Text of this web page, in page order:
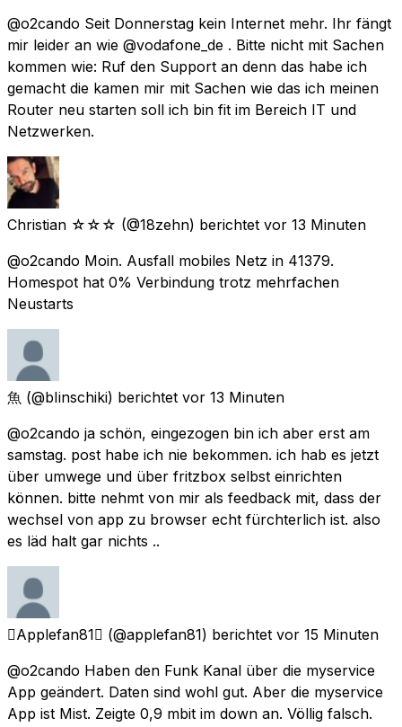
@o2cando Seit Donnerstag kein Internet mehr. Ihr fängt
mir leider an wie @vodafone_de . Bitte nicht mit Sachen
kommen wie: Ruf den Support an denn das habe ich
gemacht die kamen mir mit Sachen wie das ich meinen
Router neu starten soll ich bin fit im Bereich IT und
Netzwerken.
Christian ☆☆☆ (@18zehn) berichtet vor 13 Minuten
@o2cando Moin. Ausfall mobiles Netz in 41379.
Homespot hat 0% Verbindung trotz mehrfachen
Neustarts
魚 (@bIinschiki) berichtet vor 13 Minuten
@o2cando ja schön, eingezogen bin ich aber erst am
samstag. post habe ich nie bekommen. ich hab es jetzt
über umwege und über fritzbox selbst einrichten
können. bitte nehmt von mir als feedback mit, dass der
wechsel von app zu browser echt fürchterlich ist. also
es läd halt gar nichts ..
Applefan81 (@applefan81) berichtet vor 15 Minuten
@o2cando Haben den Funk Kanal über die myservice
App geändert. Daten sind wohl gut. Aber die myservice
App ist Mist. Zeigte 0,9 mbit im down an. Völlig falsch.